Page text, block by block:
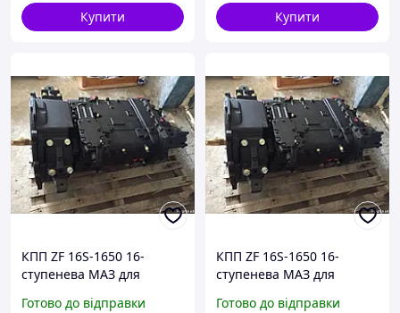
Купити Купити
КПП ZF 16S-1650 16-
ступенева МАЗ для
Готово до відправки
КПП ZF 16S-1650 16-
ступенева МАЗ для
Готово до відправки